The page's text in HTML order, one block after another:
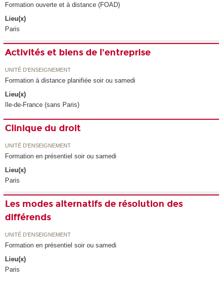
Formation ouverte et à distance (FOAD)
Lieu(x)
Paris
Activités et biens de l'entreprise
UNITÉ D’ENSEIGNEMENT
Formation à distance planifiée soir ou samedi
Lieu(x)
Ile-de-France (sans Paris)
Clinique du droit
UNITÉ D’ENSEIGNEMENT
Formation en présentiel soir ou samedi
Lieu(x)
Paris
Les modes alternatifs de résolution des
différends
UNITÉ D’ENSEIGNEMENT
Formation en présentiel soir ou samedi
Lieu(x)
Paris